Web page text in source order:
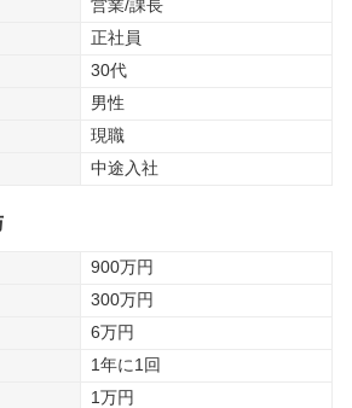
営業/課長
正社員
30代
男性
現職
中途入社
900万円
300万円
6万円
1年に1回
1万円